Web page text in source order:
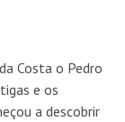
Costa o Pedro
e os
a descobrir